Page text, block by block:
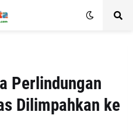
Perlindungan
Dilimpahkan ke